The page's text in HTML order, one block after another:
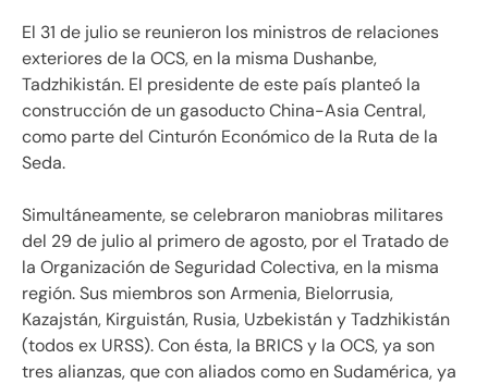
El 31 de julio se reunieron los ministros de relaciones
exteriores de la OCS, en la misma Dushanbe,
Tadzhikistán. El presidente de este país planteó la
construcción de un gasoducto China-Asia Central,
como parte del Cinturón Económico de la Ruta de la
Seda.
Simultáneamente, se celebraron maniobras militares
del 29 de julio al primero de agosto, por el Tratado de
la Organización de Seguridad Colectiva, en la misma
región. Sus miembros son Armenia, Bielorrusia,
Kazajstán, Kirguistán, Rusia, Uzbekistán y Tadzhikistán
(todos ex URSS). Con ésta, la BRICS y la OCS, ya son
tres alianzas, que con aliados como en Sudamérica, ya